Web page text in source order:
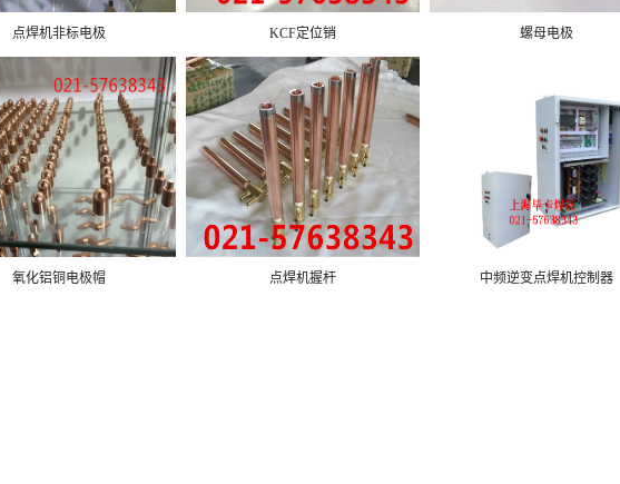
点焊机非标电极 KCF定位销 螺母电极
氧化铝铜电极帽 点焊机握杆 中频逆变点焊机控制器